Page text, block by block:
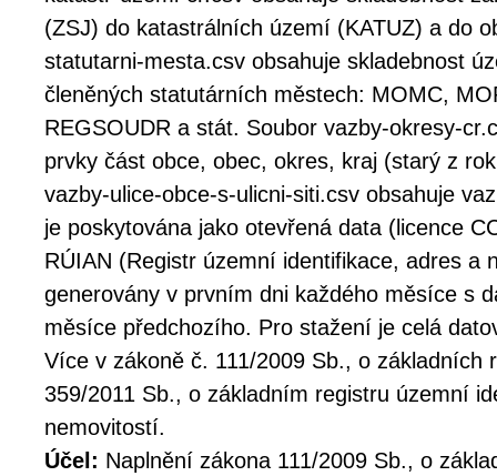
(ZSJ) do katastrálních území (KATUZ) a do
statutarni-mesta.csv obsahuje skladebnost
členěných statutárních městech: MOMC,
REGSOUDR a stát. Soubor vazby-okresy-
prvky část obce, obec, okres, kraj (starý z
vazby-ulice-obce-s-ulicni-siti.csv obsahuje
je poskytována jako otevřená data (licence
RÚIAN (Registr územní identifikace, adres a
generovány v prvním dni každého měsíce s
měsíce předchozího. Pro stažení je celá
Více v zákoně č. 111/2009 Sb., o základních
359/2011 Sb., o základním registru územní
nemovitostí.
Účel: Naplnění zákona 111/2009 Sb., o